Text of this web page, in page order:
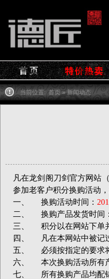
当前位置: 首页»新闻动态
凡在龙剑阁刀剑官方网站（
参加老客户积分换购活动
一、
换购活动时间：
二、
换购产品发货时间：
三、
积分以在网站下单
四、
凡在本网站中被记
五、
必须按指定的要求
六、
本次换购活动所有
七、
所有换购产品均配